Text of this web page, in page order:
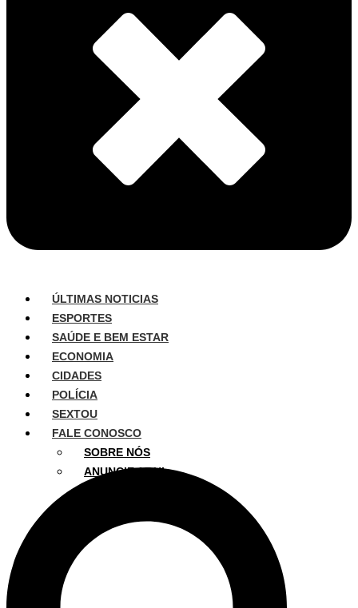
ÚLTIMAS NOTICIAS
ESPORTES
SAÚDE E BEM ESTAR
ECONOMIA
CIDADES
POLÍCIA
SEXTOU
FALE CONOSCO
SOBRE NÓS
ANUNCIE AQUI